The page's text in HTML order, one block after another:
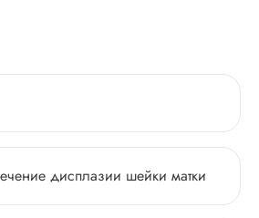
дисплазии шейки матки